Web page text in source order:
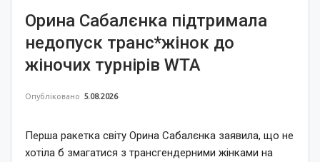
Орина Сабалєнка підтримала
недопуск транс*жінок до
жіночих турнірів WTA
Опубліковано 5.08.2026
Перша ракетка світу Орина Сабалєнка заявила, що не
хотіла б змагатися з трансгендерними жінками на